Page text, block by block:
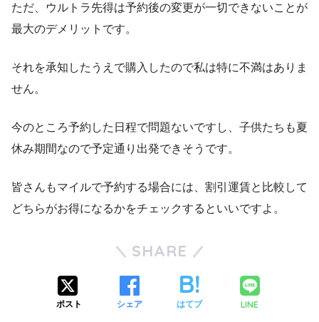
ただ、ウルトラ先得は予約後の変更が一切できないことが
最大のデメリットです。
それを承知したうえで購入したので私は特に不満はありま
せん。
今のところ予約した日程で問題ないですし、子供たちも夏
休み期間なので予定通り出発できそうです。
皆さんもマイルで予約する場合には、割引運賃と比較して
どちらがお得になるかをチェックするといいですよ。
SHARE
ポスト シェア はてブ LINE